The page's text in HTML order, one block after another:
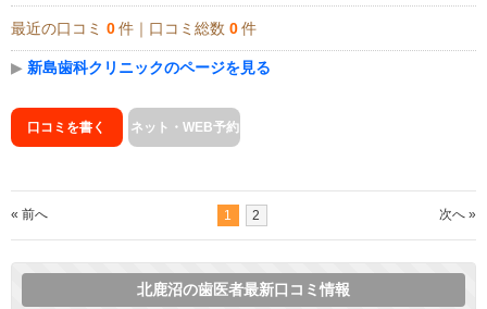
最近の口コミ 0 件｜口コミ総数 0 件
▶ 新島歯科クリニックのページを見る
口コミを書く ネット・WEB予約
« 前へ 1 2 次へ »
北鹿沼の歯医者最新口コミ情報